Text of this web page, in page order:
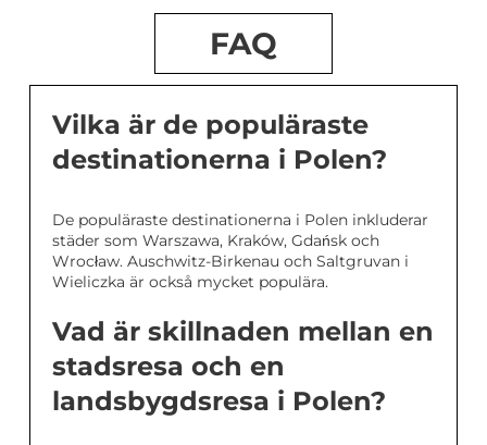
FAQ
Vilka är de populäraste
destinationerna i Polen?
De populäraste destinationerna i Polen inkluderar
städer som Warszawa, Kraków, Gdańsk och
Wrocław. Auschwitz-Birkenau och Saltgruvan i
Wieliczka är också mycket populära.
Vad är skillnaden mellan en
stadsresa och en
landsbygdsresa i Polen?